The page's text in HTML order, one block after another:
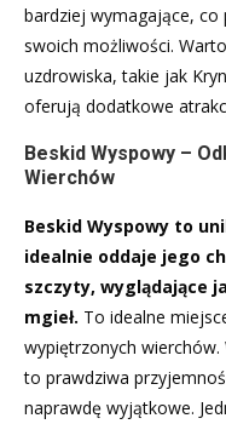
bardziej wymagające,
swoich możliwości.
uzdrowiska, takie jak
oferują dodatkowe
Beskid Wyspowy –
Wierchów
Beskid Wyspowy to
idealnie oddaje jego
szczyty, wyglądające
mgieł. To idealne
wypiętrzonych
to prawdziwa
naprawdę wyjątkowe.